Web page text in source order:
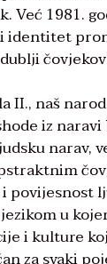
Već 1981.
identitet
II., naš
iz
narav,
povijesnost
u
i kulture